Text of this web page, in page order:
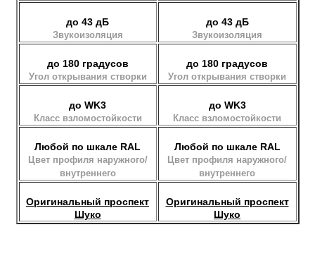
до 43 дБ
Звукоизоляция
до 43 дБ
Звукоизоляция
до 180 градусов
Угол открывания створки
до 180 градусов
Угол открывания створки
до WK3
Класс взломостойкости
до WK3
Класс взломостойкости
Любой по шкале RAL
Цвет профиля наружного/
внутреннего
Любой по шкале RAL
Цвет профиля наружного/
внутреннего
Оригинальный проспект
Шуко
Оригинальный проспект
Шуко